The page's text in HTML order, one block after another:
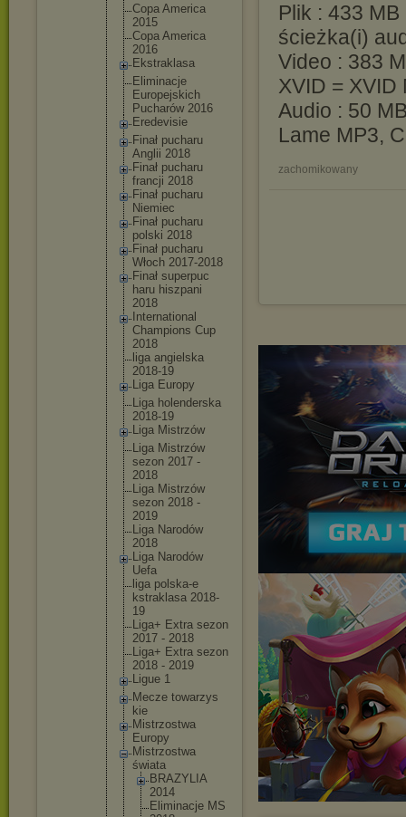
Copa America
2015
Copa America
2016
Ekstrakl asa
Eliminacje
Europejs kich
Pucharów 2016
Eredevisie
Finał pucharu
Anglii 2018
Finał pucharu
francji 2018
Finał pucharu
Niemiec
Finał pucharu
polski 2018
Finał pucharu
Włoch 2017-2018
Finał superpuc
haru hiszpani
2018
International
Champions Cup
2018
liga angielska
2018-19
Liga Europy
Liga holenderska
2018-19
Liga Mistrzów
Liga Mistrzów
sezon 2017 -
2018
Liga Mistrzów
sezon 2018 -
2019
Liga Narodów
2018
Liga Narodów
Uefa
liga polska-e
kstraklasa 2018-
19
Liga+ Extra sezon
2017 - 2018
Liga+ Extra sezon
2018 - 2019
Ligue 1
Mecze towarzys
kie
Mistrzostwa
Europy
Mistrzostwa
świata
BRAZY LIA
2014
Eliminacje MS
Plik : 433
ścieżka(i)
Video : 383
XVID = XVID
Audio : 50
Lame MP3,
zachomikowany